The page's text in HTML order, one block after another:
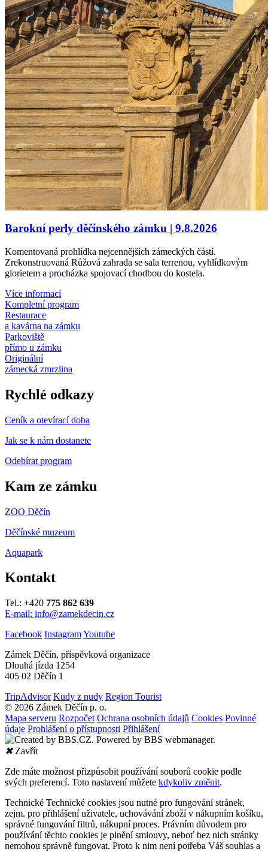
Barokní perly děčínského zámku | 9.8.2026
Komentovaná prohlídka nejcennějších zámeckých částí.
Zrekonstruovaná Růžová zahrada se sala terrenou, vyhlídkovým
glorietem a procházka spojovací chodbou do kostela.
Více informací
Kompletní program
Restaurace
a kavárna na zámku
Parkoviště
přímo u zámku
Originální
zámecká zmrzlina
Rychlé odkazy
Ceník a otevírací doba
Jak se k nám dostanete
Odebírat program
Kam ze zámku
ZOO Děčín
Děčínské muzeum
Aquapark
Kontakt
Tel.: +420 775 862 639
E-mail: info@zamekdecin.cz
Facebook InstagramYoutube
Zámek Děčín, příspěvková organizace
Dlouhá jízda 1254
405 02 Děčín 1
TripAdvisor Kudy z nudy Region Tourist
© 2026 Zámek Děčín p. o.
Mapa serveru Rozpočet Ochrana osobních údajů Cookies Povinné
údaje Prohlášení o přístupnosti Přihlášení
✖Zavřít
Zde máte možnost přizpůsobit používání souborů cookie podle
svých preferencí. Toto nastavení můžete kdykoliv změnit.
Technické Technické cookies jsou nutné pro fungování stránek,
zejm. pro přihlášení uživatele, uchovávání zboží v nákupním košíku,
správné fungování filtrů, nákupní proces. Právním důvodem pro
používání těchto cookies je plnění smlouvy, neboť bez nich stránky
nemohou správně fungovat. Proto k nim není potřeba Váš souhlas a